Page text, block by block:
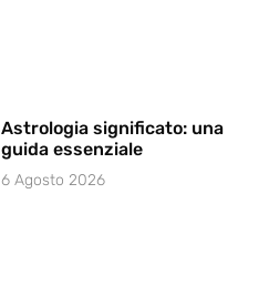
Astrologia significato: una
guida essenziale
6 Agosto 2026